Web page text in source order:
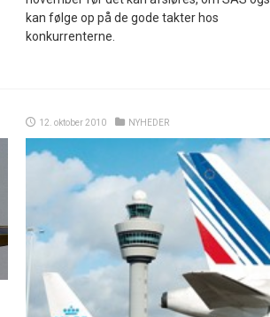
kan følge op på de gode takter hos
konkurrenterne.
12. oktober 2010 NYHEDER